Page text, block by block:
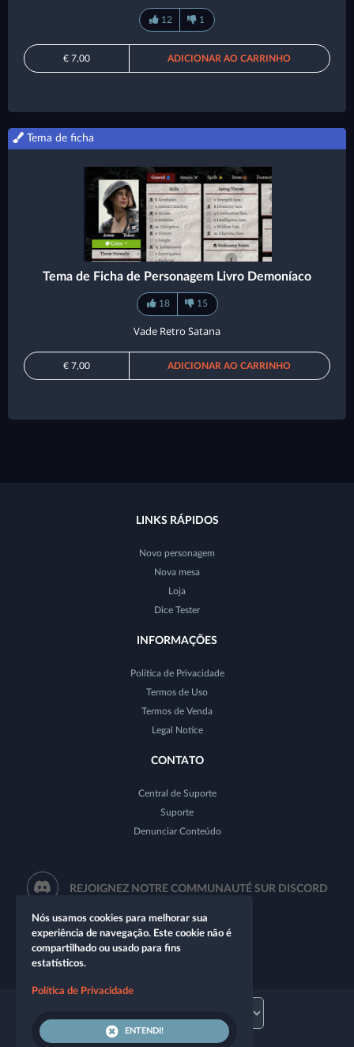
12 1
€ 7,00 ADICIONAR AO CARRINHO
Tema de ficha
Tema de Ficha de Personagem Livro Demoníaco
18 15
Vade Retro Satana
€ 7,00 ADICIONAR AO CARRINHO
LINKS RÁPIDOS
Novo personagem
Nova mesa
Loja
Dice Tester
INFORMAÇÕES
Política de Privacidade
Termos de Uso
Termos de Venda
Legal Notice
CONTATO
Central de Suporte
Suporte
Denunciar Conteúdo
REJOIGNEZ NOTRE COMMUNAUTÉ SUR DISCORD
Nós usamos cookies para melhorar sua
experiência de navegação. Este cookie não é
compartilhado ou usado para fins
estatísticos.
Política de Privacidade
ENTENDI!